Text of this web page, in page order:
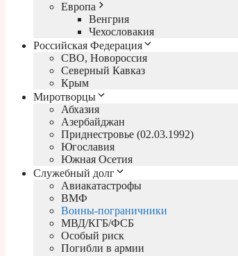
Европа
Венгрия
Чехословакия
Российская Федерация
СВО, Новороссия
Северный Кавказ
Крым
Миротворцы
Абхазия
Азербайджан
Приднестровье (02.03.1992)
Югославия
Южная Осетия
Служебный долг
Авиакатастрофы
ВМФ
Воины-пограничники
МВД/КГБ/ФСБ
Особый риск
Погибли в армии